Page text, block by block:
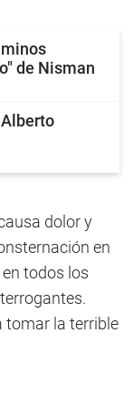
de Nisman
dolor y
en
todos los
tomar la terrible